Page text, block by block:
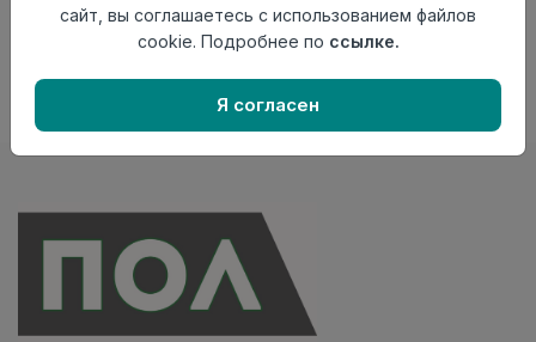
Внимание! Внешний вид товара может отличаться от
представленного на настоящем сайте. Проверяйте
в момент приобретения товара.
сайт, вы соглашаетесь с использованием файлов
cookie. Подробнее по ссылке.
Я согласен